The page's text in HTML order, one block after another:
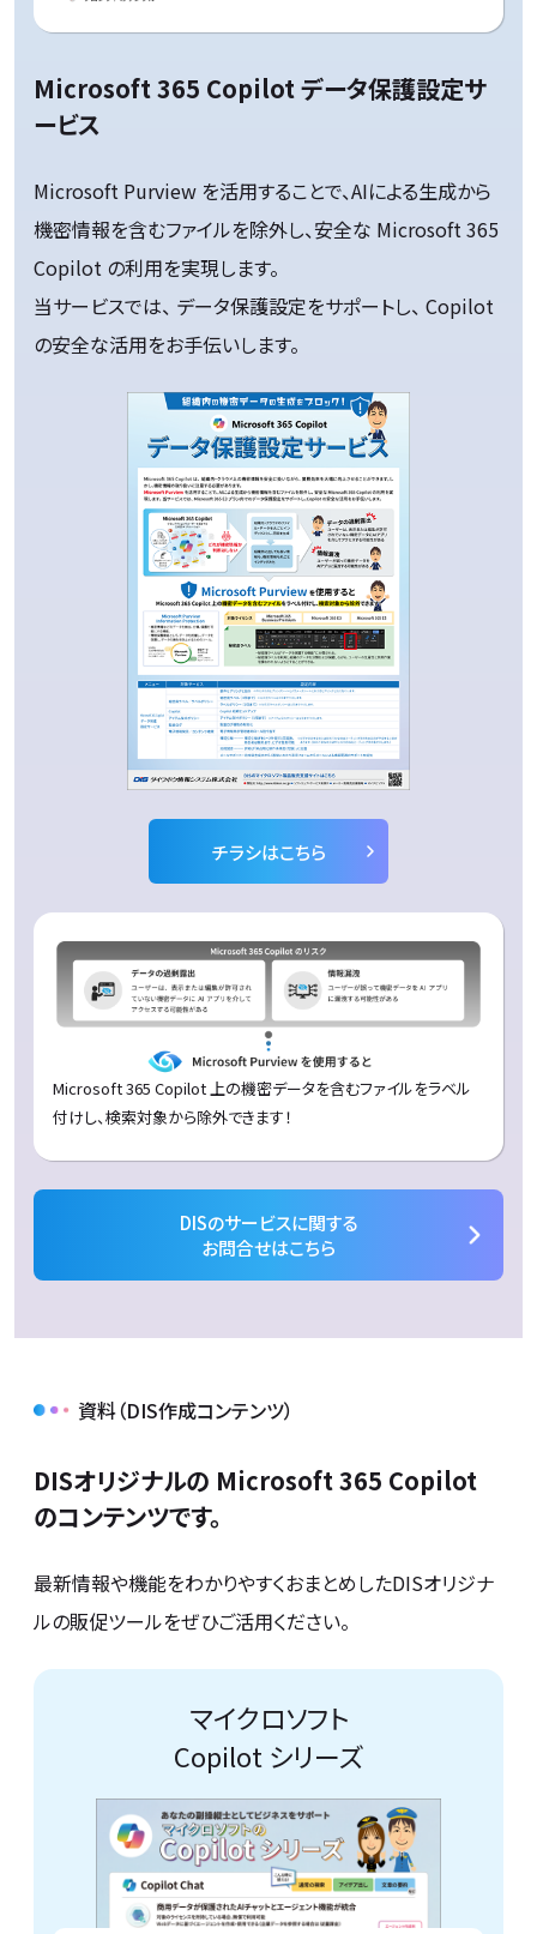
Microsoft 365 Copilot データ保護設定サ
ービス
Microsoft Purview を活用することで、AIによる生成から
機密情報を含むファイルを除外し、安全な Microsoft 365
Copilot の利用を実現します。
当サービスでは、 データ保護設定をサポートし、 Copilot
の安全な活用をお手伝いします。
チラシはこちら
Microsoft 365 Copilot 上の機密データを含むファイルをラベル
付けし、検索対象から除外できます！
DISのサービスに関する
お問合せはこちら
資料（DIS作成コンテンツ）
DISオリジナルの Microsoft 365 Copilot
のコンテンツです。
最新情報や機能をわかりやすくおまとめしたDISオリジナ
ルの販促ツールをぜひご活用ください。
マイクロソフト
Copilot シリーズ